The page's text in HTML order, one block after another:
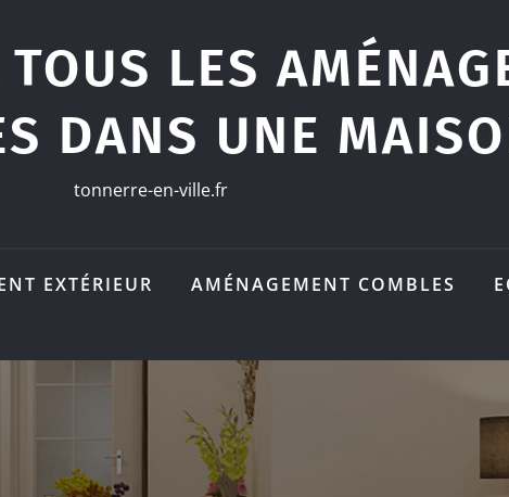
LES
DANS UNE
tonnerre-en-ville.fr
EXTÉRIEUR AMÉNAGEMENT COMBLES